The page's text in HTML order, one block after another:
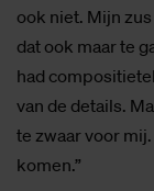
ook niet. Mijn
dat ook maar te
had
van de details.
te zwaar voor
komen.”